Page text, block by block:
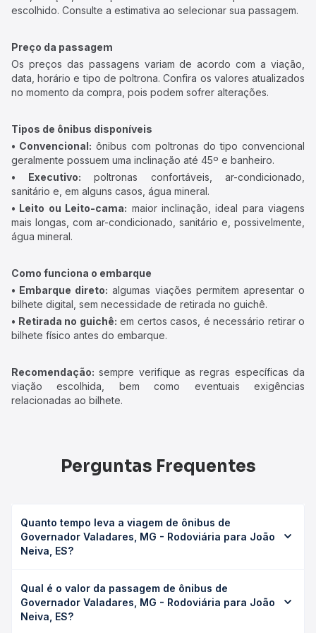
escolhido. Consulte a estimativa ao selecionar sua passagem.
Preço da passagem
Os preços das passagens variam de acordo com a viação,
data, horário e tipo de poltrona. Confira os valores atualizados
no momento da compra, pois podem sofrer alterações.
Tipos de ônibus disponíveis
• Convencional: ônibus com poltronas do tipo convencional
geralmente possuem uma inclinação até 45º e banheiro.
• Executivo: poltronas confortáveis, ar-condicionado,
sanitário e, em alguns casos, água mineral.
• Leito ou Leito-cama: maior inclinação, ideal para viagens
mais longas, com ar-condicionado, sanitário e, possivelmente,
água mineral.
Como funciona o embarque
• Embarque direto: algumas viações permitem apresentar o
bilhete digital, sem necessidade de retirada no guichê.
• Retirada no guichê: em certos casos, é necessário retirar o
bilhete físico antes do embarque.
Recomendação: sempre verifique as regras específicas da
viação escolhida, bem como eventuais exigências
relacionadas ao bilhete.
Perguntas Frequentes
Quanto tempo leva a viagem de ônibus de
Governador Valadares, MG - Rodoviária para João
Neiva, ES?
Rodoviária para João Neiva, ES leva em média 5h 57min,
podendo variar conforme a viação, o tipo de serviço
(convencional, executivo ou leito) e as condições de
Qual é o valor da passagem de ônibus de
Governador Valadares, MG - Rodoviária para João
Neiva, ES?